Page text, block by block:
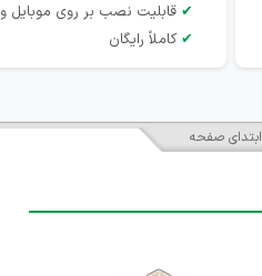
✔ قابلیت نصب بر روی موبایل و
✔ کاملاً رایگان
ابتدای صفحه